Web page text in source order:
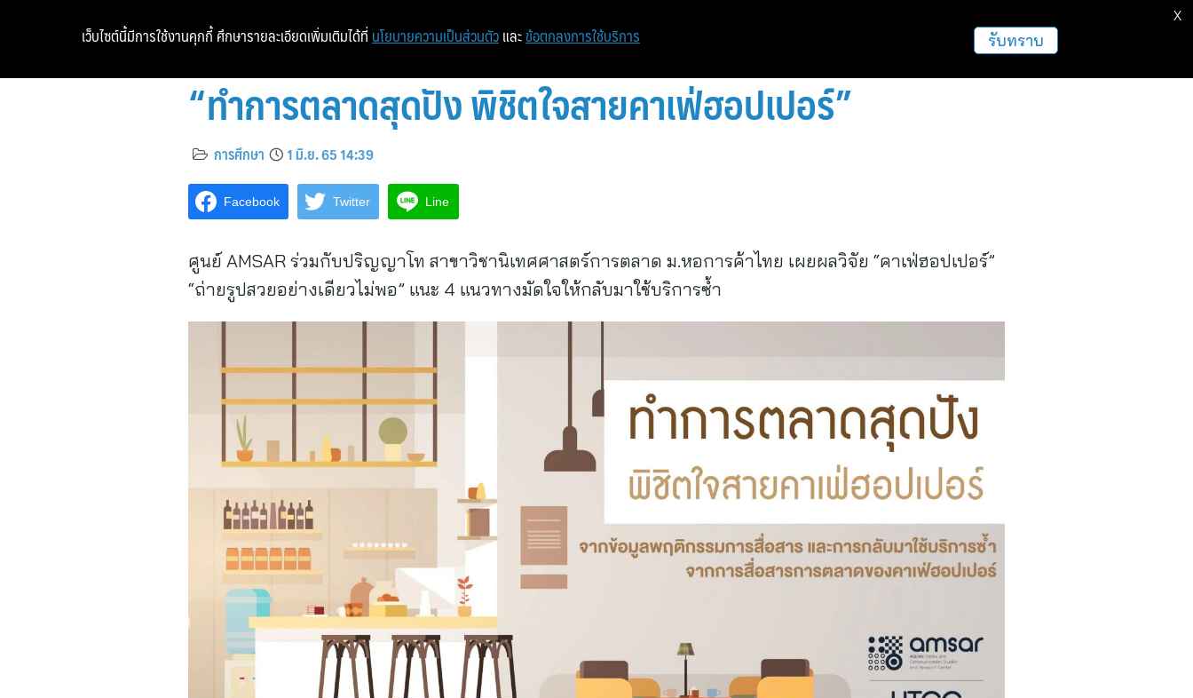
หน้าแรก ท่องเที่ยว ฝากข่าวประชาสัมพันธ์
“ทำการตลาดสุดปัง พิชิตใจสายคาเฟ่ฮอปเปอร์”
การศึกษา 1 มิ.ย. 65 14:39
Facebook Twitter Line
ศูนย์ AMSAR ร่วมกับปริญญาโท สาขาวิชานิเทศศาสตร์การตลาด ม.หอการค้าไทย เผยผลวิจัย “คาเฟ่ฮอปเปอร์”
“ถ่ายรูปสวยอย่างเดียวไม่พอ” แนะ 4 แนวทางมัดใจให้กลับมาใช้บริการซ้ำ
เว็บไซต์นี้มีการใช้งานคุกกี้ ศึกษารายละเอียดเพิ่มเติมได้ที่ นโยบายความเป็นส่วนตัว และ ข้อตกลงการใช้บริการ รับทราบ
X